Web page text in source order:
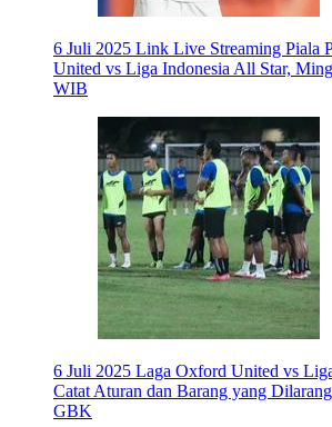
6 Juli 2025 Link Live Streaming Piala
United vs Liga Indonesia All Star,
WIB
6 Juli 2025 Laga Oxford United vs
Catat Aturan dan Barang yang
GBK